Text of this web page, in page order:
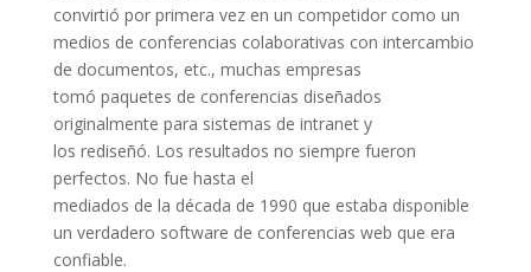
convirtió por primera vez en un competidor como un
medios de conferencias colaborativas con intercambio
de documentos, etc., muchas empresas
tomó paquetes de conferencias diseñados
originalmente para sistemas de intranet y
los rediseñó. Los resultados no siempre fueron
perfectos. No fue hasta el
mediados de la década de 1990 que estaba disponible
un verdadero software de conferencias web que era
confiable.